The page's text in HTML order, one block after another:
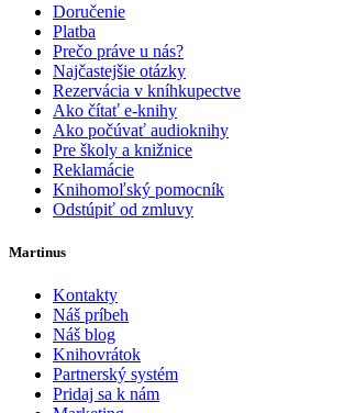
Doručenie
Platba
Prečo práve u nás?
Najčastejšie otázky
Rezervácia v kníhkupectve
Ako čítať e-knihy
Ako počúvať audioknihy
Pre školy a knižnice
Reklamácie
Knihomoľský pomocník
Odstúpiť od zmluvy
Martinus
Kontakty
Náš príbeh
Náš blog
Knihovrátok
Partnerský systém
Pridaj sa k nám